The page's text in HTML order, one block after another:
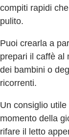
compiti rapidi
pulito.
Puoi crearla a
prepari il caffè al
dei bambini o
ricorrenti.
Un consiglio
momento della
rifare il letto